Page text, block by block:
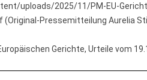
uploads/2025/11/PM-EU-
(Original-Pressemitteilung Aurelia
Gerichte, Urteile vom